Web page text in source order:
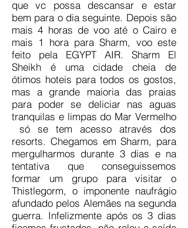
que vc possa descansar e estar
bem para o dia seguinte. Depois são
mais 4 horas de voo até o Cairo e
mais 1 hora para Sharm, voo este
feito pela EGYPT AIR. Sharm El
Sheikh é uma cidade cheia de
ótimos hoteis para todos os gostos,
mas a grande maioria das praias
para poder se deliciar nas aguas
tranquilas e limpas do Mar Vermelho
só se tem acesso através dos
resorts. Chegamos em Sharm, para
mergulharmos durante 3 dias e na
tentativa que conseguissemos
formar um grupo para visitar o
Thistlegorm, o imponente naufrágio
afundado pelos Alemães na segunda
guerra. Infelizmente após os 3 dias